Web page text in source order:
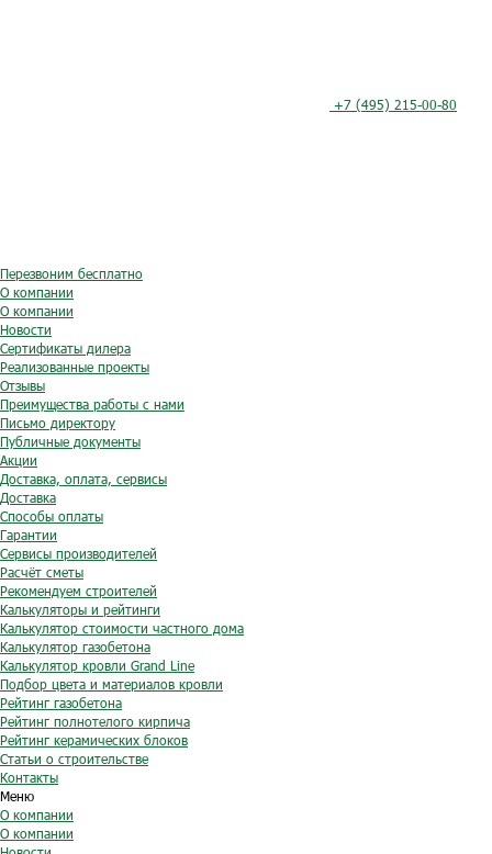
+7 (495) 215-00-80
Перезвоним бесплатно
О компании
О компании
Новости
Сертификаты дилера
Реализованные проекты
Отзывы
Преимущества работы с нами
Письмо директору
Публичные документы
Акции
Доставка, оплата, сервисы
Доставка
Способы оплаты
Гарантии
Сервисы производителей
Расчёт сметы
Рекомендуем строителей
Калькуляторы и рейтинги
Калькулятор стоимости частного дома
Калькулятор газобетона
Калькулятор кровли Grand Line
Подбор цвета и материалов кровли
Рейтинг газобетона
Рейтинг полнотелого кирпича
Рейтинг керамических блоков
Статьи о строительстве
Контакты
Меню
О компании
О компании